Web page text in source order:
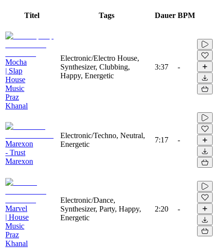
Titel Tags Dauer BPM
Mocha
| Slap
House
Music
Praz
Khanal
Electronic/Electro House,
Synthesizer, Clubbing,
Happy, Energetic
3:37 -
Marexon
- Trust
Marexon
Electronic/Techno, Neutral,
Energetic
7:17 -
Marvel
| House
Music
Praz
Khanal
Electronic/Dance,
Synthesizer, Party, Happy,
Energetic
2:20 -